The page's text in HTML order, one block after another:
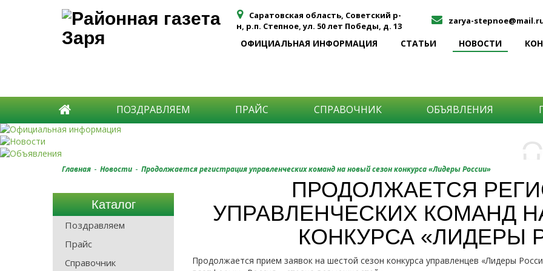
Саратовская область, Советский р-
н, р.п. Степное, ул. 50 лет Победы, д. 13
zarya-
ОФИЦИАЛЬНАЯ ИНФОРМАЦИЯ СТАТЬИ НОВОСТИ
ПОЗДРАВЛЯЕМ ПРАЙС СПРАВОЧНИК ОБЪЯВЛЕНИЯ
-
-
-
-
О
Главная - Новости - Продолжается регистрация управленческих команд на новый сезон конкурса «Лидеры России»
Каталог
Поздравляем
Прайс
Справочник
ПРОДОЛЖАЕТСЯ
УПРАВЛЕНЧЕСКИХ КОМАНД
КОНКУРСА «ЛИДЕРЫ
Продолжается прием заявок на шестой сезон конкурса управленцев «Лидеры